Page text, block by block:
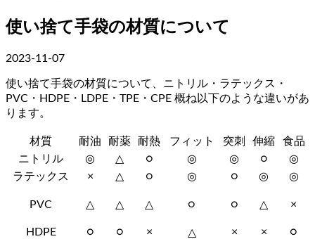
使い捨て手袋の材質について
2023-11-07
使い捨て手袋の材質について、ニトリル・ラテックス・
PVC・HDPE・LDPE・TPE・CPE 概ね以下のような違いがあ
ります。
材質 耐油 耐薬 耐熱 フィット 突刺 伸縮
食品
ニトリル
◎ △ ○ ◎ ◎ ○
◎
ラテックス
× △ ○ ◎ ○ ◎ ◎
PVC △ △ △ ○ ○ △ ×
HDPE ○ ○ × △ × ×
○